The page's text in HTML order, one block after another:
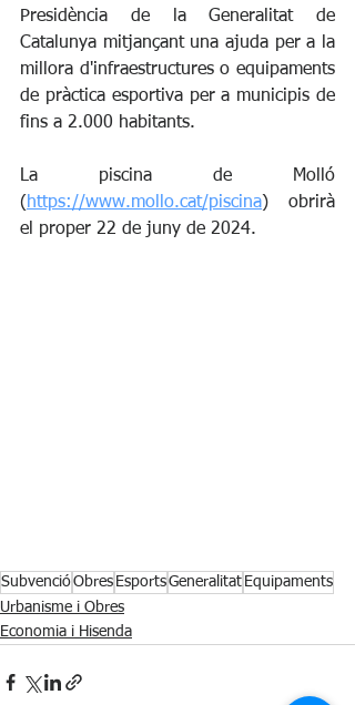
Presidència de la Generalitat de
Catalunya mitjançant una ajuda per a la
millora d'infraestructures o equipaments
de pràctica esportiva per a municipis de
fins a 2.000 habitants.
La piscina de Molló
( https://www.mollo.cat/piscina) obrirà
el proper 22 de juny de 2024.
SubvencióObres EsportsGeneralitat Equipaments
Urbanisme i Obres
Economia i Hisenda